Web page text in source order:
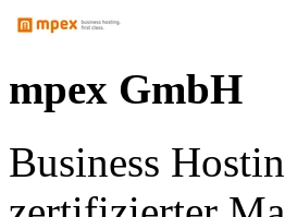
mpex GmbH
Business